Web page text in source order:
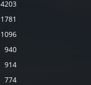
4203
1781
1096
940
914
774